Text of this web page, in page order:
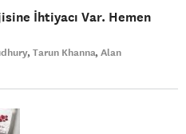
İhtiyacı Var. Hemen
Tarun Khanna Alan